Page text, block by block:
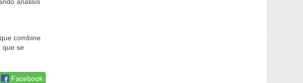
combine
que se
Facebook